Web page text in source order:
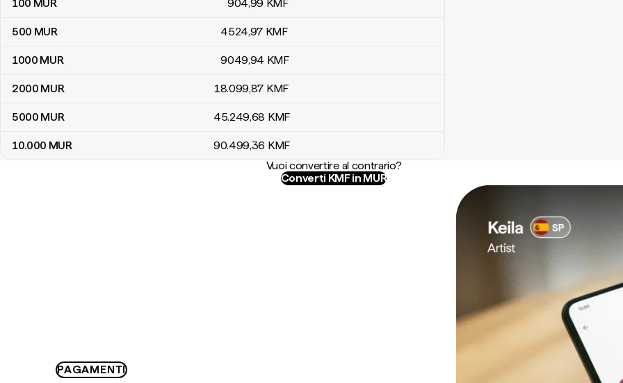
100 MUR 904,99 KMF
500 MUR 4524,97 KMF
1000 MUR 9049,94 KMF
2000 MUR 18.099,87 KMF
5000 MUR 45.249,68 KMF
10.000 MUR 90.499,36 KMF
Vuoi convertire al contrario?
Converti KMF in MUR
PAGAMENTI